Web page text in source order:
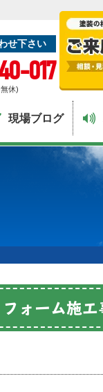
せ下さい
017
休)
現場ブログ
ォーム施工